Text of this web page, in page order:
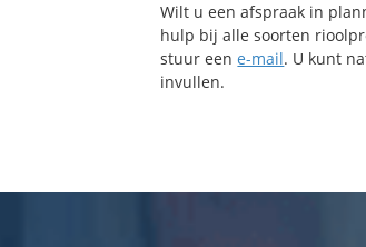
Wilt u een afspraak in
hulp bij alle soorten
stuur eene-mail. U kunt
invullen.